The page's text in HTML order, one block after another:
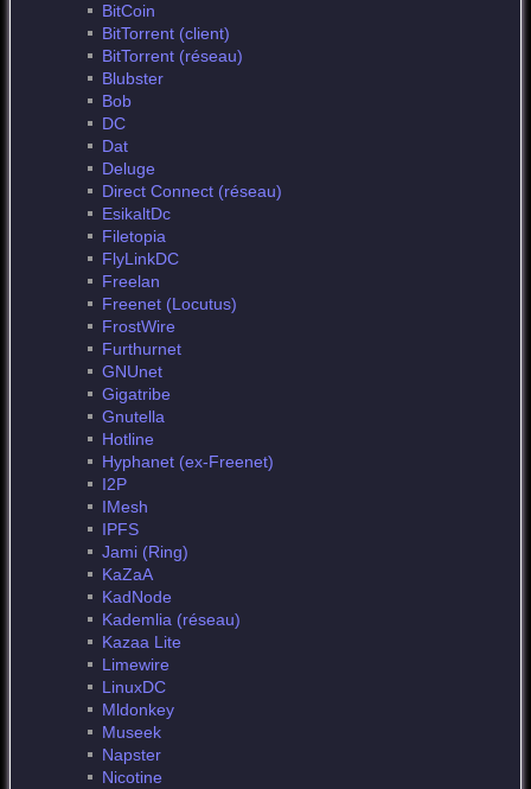
BitCoin
BitTorrent (client)
BitTorrent (réseau)
Blubster
Bob
DC
Dat
Deluge
Direct Connect (réseau)
EsikaltDc
Filetopia
FlyLinkDC
Freelan
Freenet (Locutus)
FrostWire
Furthurnet
GNUnet
Gigatribe
Gnutella
Hotline
Hyphanet (ex-Freenet)
I2P
IMesh
IPFS
Jami (Ring)
KaZaA
KadNode
Kademlia (réseau)
Kazaa Lite
Limewire
LinuxDC
Mldonkey
Museek
Napster
Nicotine